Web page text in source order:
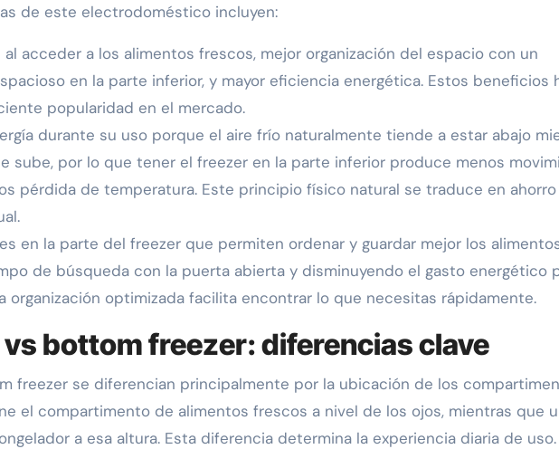
de este electrodoméstico incluyen:
acceder a los alimentos frescos, mejor organización del espacio con un
en la parte inferior, y mayor eficiencia energética. Estos beneficios
popularidad en el mercado.
durante su uso porque el aire frío naturalmente tiende a estar abajo
sube, por lo que tener el freezer en la parte inferior produce menos
pérdida de temperatura. Este principio físico natural se traduce en ahorro
en la parte del freezer que permiten ordenar y guardar mejor los
de búsqueda con la puerta abierta y disminuyendo el gasto energético
organización optimizada facilita encontrar lo que necesitas rápidamente.
bottom freezer: diferencias clave
freezer se diferencian principalmente por la ubicación de los
el compartimento de alimentos frescos a nivel de los ojos, mientras que
a esa altura. Esta diferencia determina la experiencia diaria de uso.